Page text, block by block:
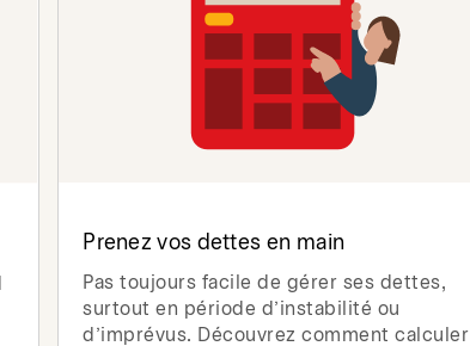
Prenez vos dettes en main
Pas toujours facile de gérer ses dettes,
surtout en période d’instabilité ou
d’imprévus. Découvrez comment calculer